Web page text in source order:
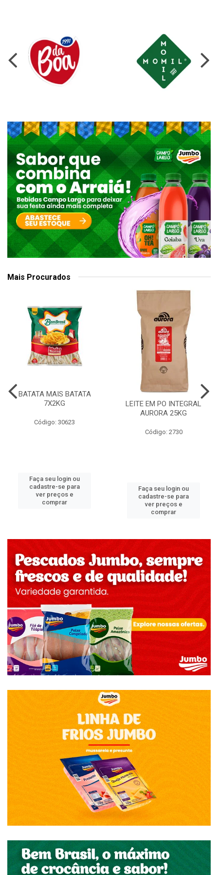
Mais Procurados
BATATA MAIS BATATA
7X2KG
Código: 30623
Faça seu login ou
cadastre-se para
ver preços e
comprar
LEITE EM PO INTEGRAL
AURORA 25KG
Código: 2730
Faça seu login ou
cadastre-se para
ver preços e
comprar